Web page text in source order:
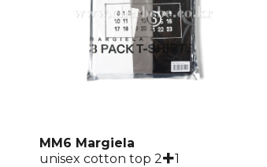
MM6 Margiela
unisex cotton top 2✚1